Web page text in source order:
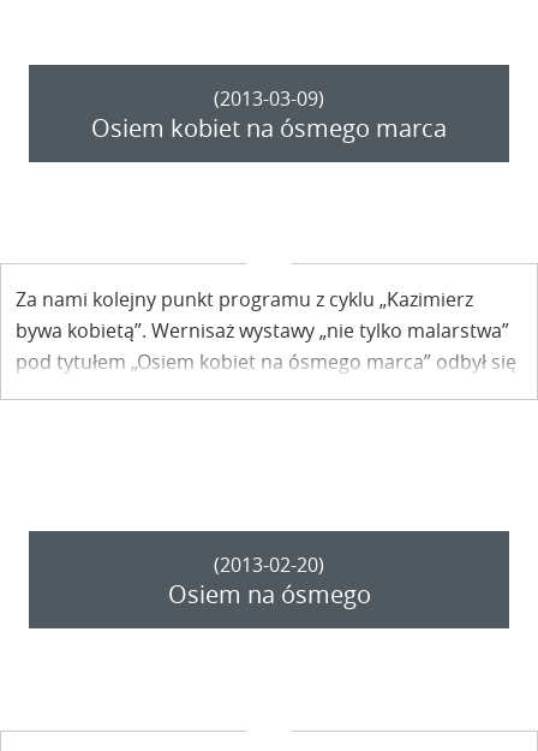
(2013-03-09)
Osiem kobiet na ósmego marca
Za nami kolejny punkt programu z cyklu „Kazimierz
bywa kobietą”. Wernisaż wystawy „nie tylko malarstwa”
pod tytułem „Osiem kobiet na ósmego marca” odbył się
w sobotnie południe w kazimierskiej Galerii Mit Piwnica.
(2013-02-20)
Osiem na ósmego